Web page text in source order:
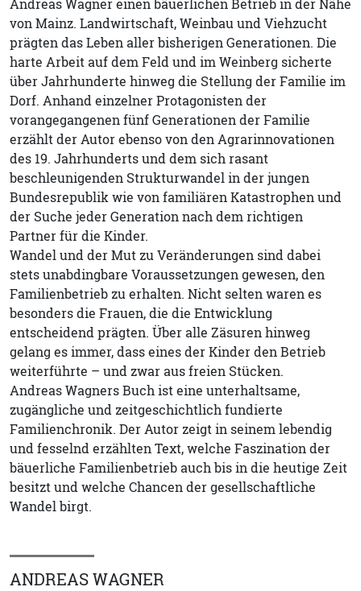
Andreas Wagner einen bäuerlichen Betrieb in der Nähe
von Mainz. Landwirtschaft, Weinbau und Viehzucht
prägten das Leben aller bisherigen Generationen. Die
harte Arbeit auf dem Feld und im Weinberg sicherte
über Jahrhunderte hinweg die Stellung der Familie im
Dorf. Anhand einzelner Protagonisten der
vorangegangenen fünf Generationen der Familie
erzählt der Autor ebenso von den Agrarinnovationen
des 19. Jahrhunderts und dem sich rasant
beschleunigenden Strukturwandel in der jungen
Bundesrepublik wie von familiären Katastrophen und
der Suche jeder Generation nach dem richtigen
Partner für die Kinder.
Wandel und der Mut zu Veränderungen sind dabei
stets unabdingbare Voraussetzungen gewesen, den
Familienbetrieb zu erhalten. Nicht selten waren es
besonders die Frauen, die die Entwicklung
entscheidend prägten. Über alle Zäsuren hinweg
gelang es immer, dass eines der Kinder den Betrieb
weiterführte – und zwar aus freien Stücken.
Andreas Wagners Buch ist eine unterhaltsame,
zugängliche und zeitgeschichtlich fundierte
Familienchronik. Der Autor zeigt in seinem lebendig
und fesselnd erzählten Text, welche Faszination der
bäuerliche Familienbetrieb auch bis in die heutige Zeit
besitzt und welche Chancen der gesellschaftliche
Wandel birgt.
ANDREAS WAGNER